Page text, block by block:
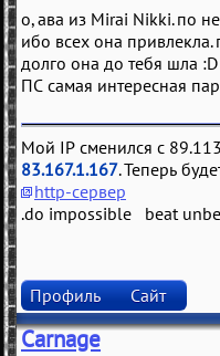
о, ава из Mirai Nikki. по
ибо всех она привлекла.
долго она до тебя шла :D
ПС самая интересная
Мой IP сменился с
83.167.1.167. Теперь
http-сервер
.do impossible beat
Профиль Сайт
Carnage